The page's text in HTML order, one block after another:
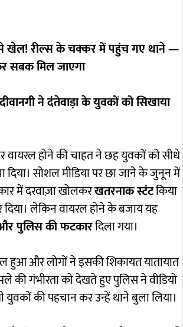
खेल! रील्स के चक्कर में पहुंच गए थाने —
सबक मिल जाएगा
ने दंतेवाड़ा के युवकों को सिखाया
वायरल होने की चाहत ने छह युवकों को सीधे
सोशल मीडिया पर छा जाने के जुनून में
में दरवाज़ा खोलकरखतरनाक स्टंटकिया
दिया। लेकिन वायरल होने के बजाय यह
और पुलिस की फटकारदिला गया।
हुआ और लोगों ने इसकी शिकायत यातायात
की गंभीरता को देखते हुए पुलिस ने वीडियो
की पहचान कर उन्हें थाने बुला लिया।